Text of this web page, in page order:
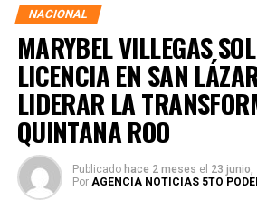
NACIONAL
MARYBEL VILLEGAS
LICENCIA EN SAN
LIDERAR LA
QUINTANA ROO
Publicado hace 2 meses el 23 junio,
Por AGENCIA NOTICIAS 5TO